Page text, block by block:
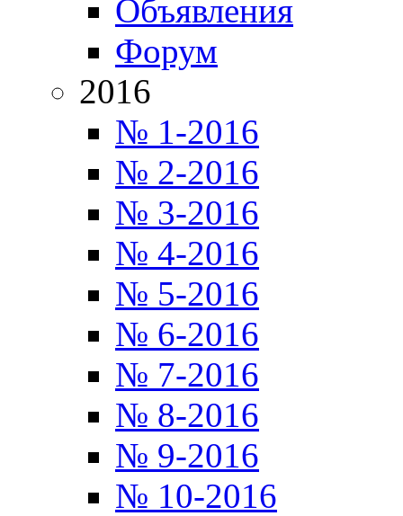
Объявления
Форум
2016
№ 1-2016
№ 2-2016
№ 3-2016
№ 4-2016
№ 5-2016
№ 6-2016
№ 7-2016
№ 8-2016
№ 9-2016
№ 10-2016